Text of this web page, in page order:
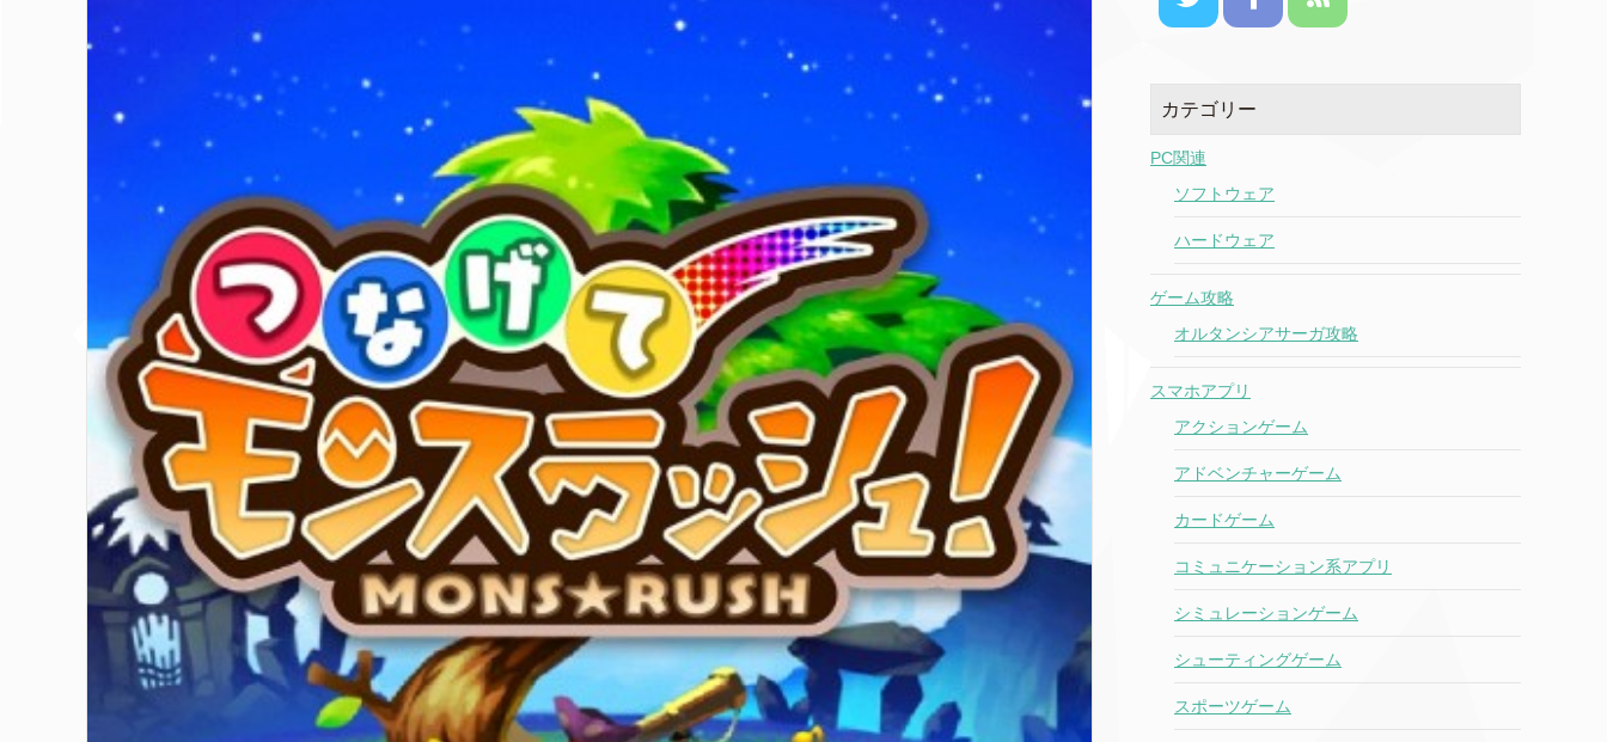
カテゴリー
PC関連
ソフトウェア
ハードウェア
ゲーム攻略
オルタンシアサーガ攻略
スマホアプリ
アクションゲーム
アドベンチャーゲーム
カードゲーム
コミュニケーション系アプリ
シミュレーションゲーム
シューティングゲーム
スポーツゲーム